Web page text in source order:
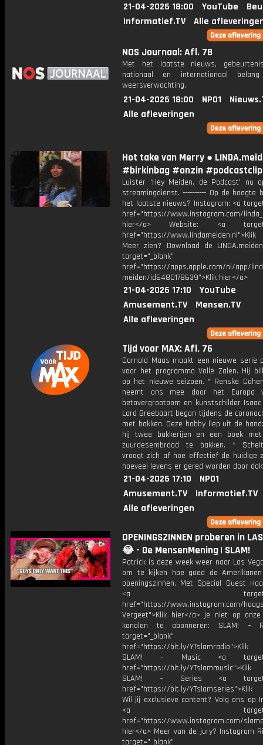
21-04-2026 18:00 YouTube
Informatief.TV
Alle
NOS Journaal: Afl. 78
Met het laatste nieuws,
nationaal en internationaal
weersverwachting.
21-04-2026 18:00 NPO1
Alle afleveringen
Hot take van Merry ●
#birkinbag #onzin
Luister 'Hey Meiden, de Podcast' nu
streamingdienst. ---------- Op de hoogte
het laatste nieuws? Instagram: <a
href="https://www.instagram.com/
hier</a> Website: <a
href="https://
Meer zien? Download de
target="_blank"
href="https://apps.apple.com/nl/app/
meiden/id6480178639">Klik hier</a>
21-04-2026 17:10
YouTube
Amusement.TV
Mensen.TV
Alle afleveringen
Tijd voor MAX: Afl. 76
Cornald Maas maakt een nieuwe serie
voor het programma Volle Zalen. Hij
op het nieuwe seizoen. * Renske
neemt ons mee door het Europa
betovergrootoom en kunstschilder
Lard Breebaart begon tijdens de
met bakken. Deze hobby liep uit de
hij twee bakkerijen en een boek
zuurdesembrood te bakken. *
vraagt zich af hoe effectief de huidige
hoeveel levens er gered worden door
21-04-2026 17:10
NPO1
Amusement.TV
Informatief.TV
Alle afleveringen
OPENINGSZINNEN proberen in
😂 - De MensenMening | SLAM!
Patrick is deze week weer naar Las
om te kijken hoe goed de
openingszinnen. Met Special Guest
<a
href="https://www.instagram.com/
Vergeet">Klik hier</a> je niet op onze
kanalen te abonneren: SLAM! –
target="_blank"
href="https://bit.ly/
SLAM! – Music <a
href="https://bit.ly/
SLAM! – Series <a
href="https://bit.ly/
Wil jij exclusieve content? Volg ons op
<a
href="https://www.instagram.com/
hier</a> Meer van de jury? Instagram
target="_blank"